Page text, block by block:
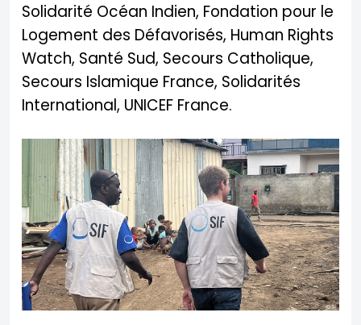
Solidarité Océan Indien, Fondation pour le
Logement des Défavorisés, Human Rights
Watch, Santé Sud, Secours Catholique,
Secours Islamique France, Solidarités
International, UNICEF France.